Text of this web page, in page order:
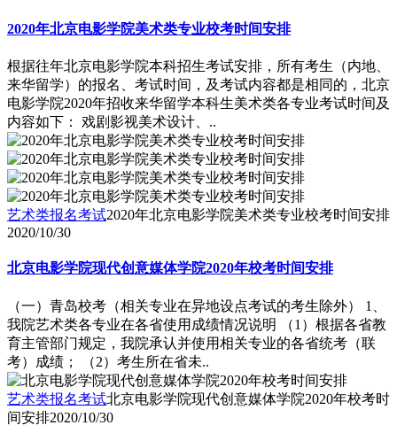
2020年北京电影学院美术类专业校考时间安排
根据往年北京电影学院本科招生考试安排，所有考生（内地、
来华留学）的报名、考试时间，及考试内容都是相同的，北京
电影学院2020年招收来华留学本科生美术类各专业考试时间及
内容如下： 戏剧影视美术设计、..
艺术类报名考试2020年北京电影学院美术类专业校考时间安排
2020/10/30
北京电影学院现代创意媒体学院2020年校考时间安排
（一）青岛校考（相关专业在异地设点考试的考生除外） 1、
我院艺术类各专业在各省使用成绩情况说明 （1）根据各省教
育主管部门规定，我院承认并使用相关专业的各省统考（联
考）成绩； （2）考生所在省未..
艺术类报名考试北京电影学院现代创意媒体学院2020年校考时
间安排2020/10/30